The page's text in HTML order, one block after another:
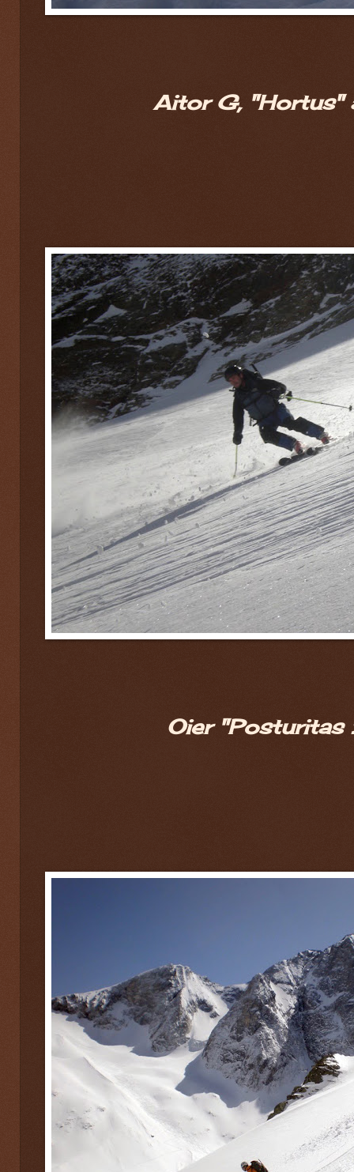
Aitor G, "Hortus"
Oier